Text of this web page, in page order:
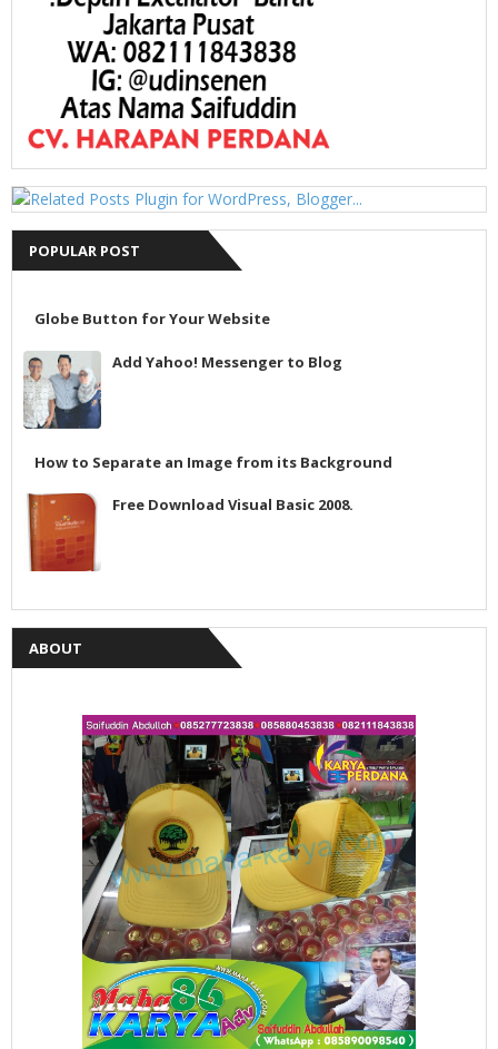
POPULAR POST
Globe Button for Your Website
Add Yahoo! Messenger to Blog
How to Separate an Image from its Background
Free Download Visual Basic 2008.
ABOUT